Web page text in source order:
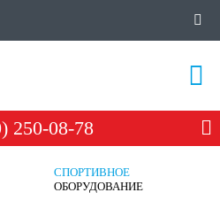
250-08-78
СПОРТИВНОЕ
ОБОРУДОВАНИЕ